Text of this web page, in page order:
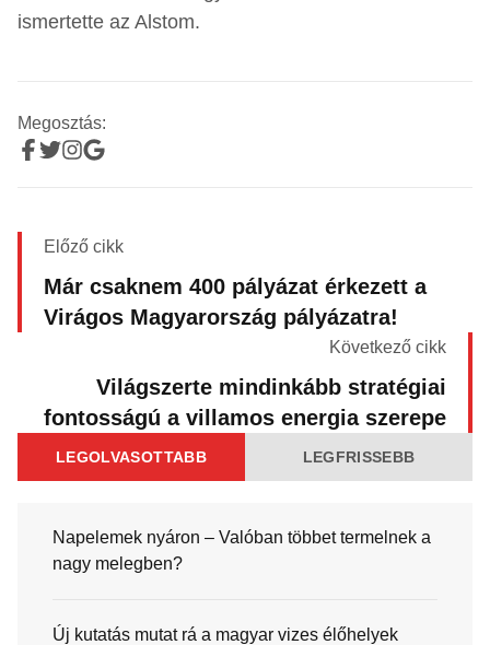
ismertette az Alstom.
Megosztás:
Előző cikk
Már csaknem 400 pályázat érkezett a
Virágos Magyarország pályázatra!
Következő cikk
Világszerte mindinkább stratégiai
fontosságú a villamos energia szerepe
LEGOLVASOTTABB LEGFRISSEBB
Napelemek nyáron – Valóban többet termelnek a
nagy melegben?
Új kutatás mutat rá a magyar vizes élőhelyek